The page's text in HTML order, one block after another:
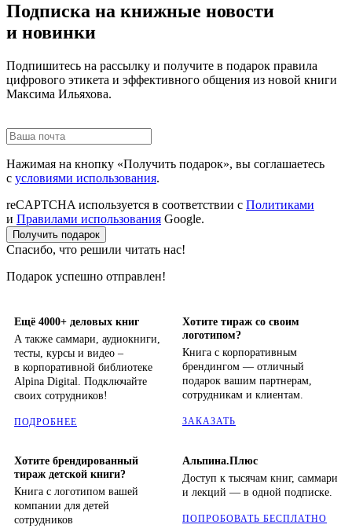
Подписка на книжные новости
и новинки
Подпишитесь на рассылку и получите в подарок правила
цифрового этикета и эффективного общения из новой книги
Максима Ильяхова.
Нажимая на кнопку «Получить подарок», вы соглашаетесь
с условиями использования.
reCAPTCHA используется в соответствии с Политиками
и Правилами использования Google.
Получить подарок
Спасибо, что решили читать нас!
Подарок успешно отправлен!
Ещё 4000+ деловых книг
А также саммари, аудиокниги,
тесты, курсы и видео –
в корпоративной библиотеке
Alpina Digital. Подключайте
своих сотрудников!
ПОДРОБНЕЕ
Хотите тираж со своим
логотипом?
Книга с корпоративным
брендингом — отличный
подарок вашим партнерам,
сотрудникам и клиентам.
ЗАКАЗАТЬ
Хотите брендированный
тираж детской книги?
Книга с логотипом вашей
компании для детей
сотрудников
Альпина.Плюс
Доступ к тысячам книг, саммари
и лекций — в одной подписке.
ПОПРОБОВАТЬ БЕСПЛАТНО